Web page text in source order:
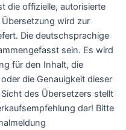
die offizielle, autorisierte
wird zur
Die deutschsprachige
sein. Es wird
für den Inhalt, die
die Genauigkeit dieser
des Übersetzers stellt
dar! Bitte